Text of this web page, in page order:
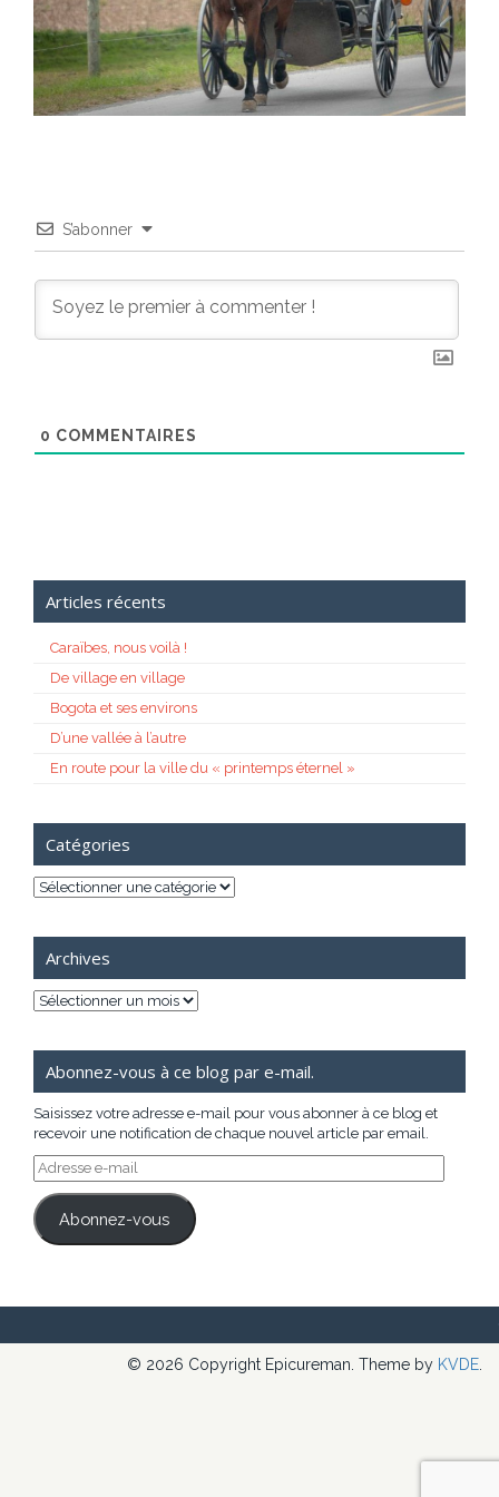
S’abonner
0 COMMENTAIRES
Articles récents
Caraïbes, nous voilà !
De village en village
Bogota et ses environs
D’une vallée à l’autre
En route pour la ville du « printemps éternel »
Catégories
Catégories
Archives
Archives
Abonnez-vous à ce blog par e-mail.
Saisissez votre adresse e-mail pour vous abonner à ce blog et
recevoir une notification de chaque nouvel article par email.
Adresse
e-
mail
Abonnez-vous
© 2026 Copyright Epicureman. Theme by KVDE.